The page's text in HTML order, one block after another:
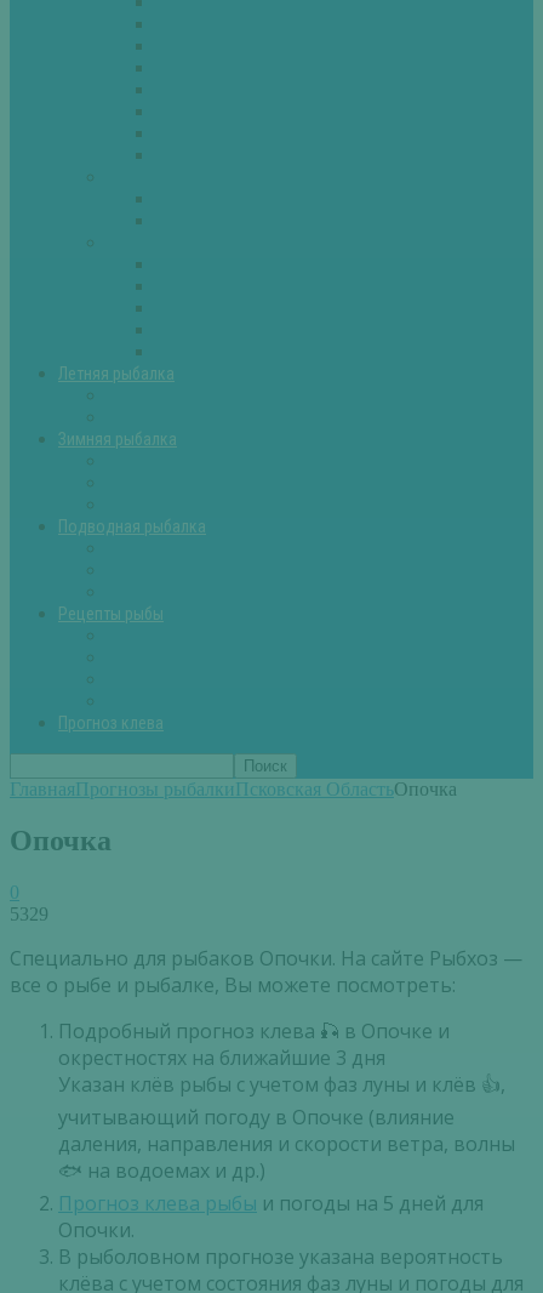
Летняя рыбалка
Зимняя рыбалка
Подводная рыбалка
Рецепты рыбы
Прогноз клева
ГлавнаяПрогнозы рыбалкиПсковская ОбластьОпочка
Опочка
0
5329
Специально для рыбаков Опочки. На сайте Рыбхоз —
все о рыбе и рыбалке, Вы можете посмотреть:
Подробный прогноз клева 🎣 в Опочке и
окрестностях на ближайшие 3 дня
Указан клёв рыбы с учетом фаз луны и клёв 👍,
учитывающий погоду в Опочке (влияние
даления, направления и скорости ветра, волны
🐟 на водоемах и др.)
Прогноз клева рыбы и погоды на 5 дней для
Опочки.
В рыболовном прогнозе указана вероятность
клёва с учетом состояния фаз луны и погоды для